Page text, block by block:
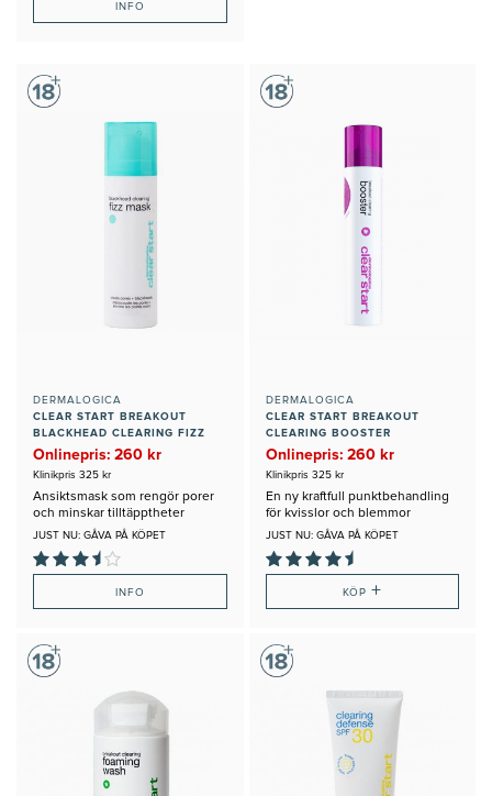
INFO
DERMALOGICA
CLEAR START BREAKOUT
BLACKHEAD CLEARING FIZZ
MASK
Onlinepris: 260 kr
Klinikpris 325 kr
Ansiktsmask som rengör porer
och minskar tilltäpptheter
JUST NU: GÅVA PÅ KÖPET
INFO
DERMALOGICA
CLEAR START BREAKOUT
CLEARING BOOSTER
Onlinepris: 260 kr
Klinikpris 325 kr
En ny kraftfull punktbehandling
för kvisslor och blemmor
JUST NU: GÅVA PÅ KÖPET
KÖP +